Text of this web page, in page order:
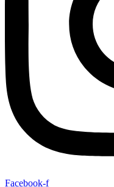
Facebook-f